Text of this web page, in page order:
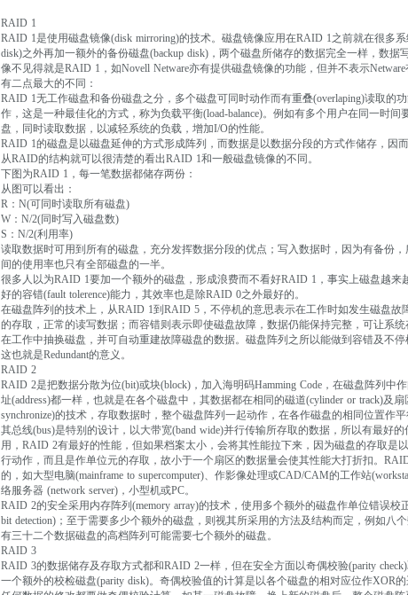
RAID 1
RAID 1是使用磁盘镜像(disk mirroring)的技术。磁盘镜像应用在RAID 1之前就在很多
disk)之外再加一额外的备份磁盘(backup disk)，两个磁盘所储存的数据完全一样，数
像不见得就是RAID 1，如Novell Netware亦有提供磁盘镜像的功能，但并不表示
有二点最大的不同：
RAID 1无工作磁盘和备份磁盘之分，多个磁盘可同时动作而有重叠(overlaping)读取的
作，这是一种最佳化的方式，称为负载平衡(load-balance)。例如有多个用户在同一时
盘，同时读取数据，以减轻系统的负载，增加I/O的性能。
RAID 1的磁盘是以磁盘延伸的方式形成阵列，而数据是以数据分段的方式作储存，因
从RAID的结构就可以很清楚的看出RAID 1和一般磁盘镜像的不同。
下图为RAID 1，每一笔数据都储存两份：
从图可以看出：
R：N(可同时读取所有磁盘)
W：N/2(同时写入磁盘数)
S：N/2(利用率)
读取数据时可用到所有的磁盘，充分发挥数据分段的优点；写入数据时，因为有备份
间的使用率也只有全部磁盘的一半。
很多人以为RAID 1要加一个额外的磁盘，形成浪费而不看好RAID 1，事实上磁盘越
好的容错(fault tolerence)能力，其效率也是除RAID 0之外最好的。
在磁盘阵列的技术上，从RAID 1到RAID 5，不停机的意思表示在工作时如发生磁盘故
的存取，正常的读写数据；而容错则表示即使磁盘故障，数据仍能保持完整，可让系
在工作中抽换磁盘，并可自动重建故障磁盘的数据。磁盘阵列之所以能做到容错及不
这也就是Redundant的意义。
RAID 2
RAID 2是把数据分散为位(bit)或块(block)，加入海明码Hamming Code，在磁盘阵列中
址(address)都一样，也就是在各个磁盘中，其数据都在相同的磁道(cylinder or track)及
synchronize)的技术，存取数据时，整个磁盘阵列一起动作，在各作磁盘的相同位置作平
其总线(bus)是特别的设计，以大带宽(band wide)并行传输所存取的数据，所以有最好
用，RAID 2有最好的性能，但如果档案太小，会将其性能拉下来，因为磁盘的存取是
行动作，而且是作单位元的存取，故小于一个扇区的数据量会使其性能大打折扣。
的，如大型电脑(mainframe to supercomputer)、作影像处理或CAD/CAM的工作站
络服务器 (network server)，小型机或PC。
RAID 2的安全采用内存阵列(memory array)的技术，使用多个额外的磁盘作单位错误校
bit detection)；至于需要多少个额外的磁盘，则视其所采用的方法及结构而定，例如八
有三十二个数据磁盘的高档阵列可能需要七个额外的磁盘。
RAID 3
RAID 3的数据储存及存取方式都和RAID 2一样，但在安全方面以奇偶校验(parity
一个额外的校检磁盘(parity disk)。奇偶校验值的计算是以各个磁盘的相对应位作XOR